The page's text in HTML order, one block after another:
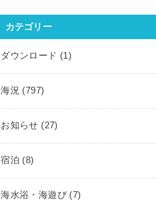
カテゴリー
ダウンロード (1)
海況 (797)
お知らせ (27)
宿泊 (8)
海水浴・海遊び (7)